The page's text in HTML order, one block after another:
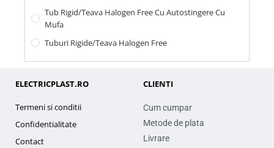
Tub Rigid/Teava Halogen Free Cu Autostingere Cu
Mufa
Tuburi Rigide/teava Halogen Free
ELECTRICPLAST.RO
Termeni si conditii
Confidentialitate
Contact
CLIENTI
Cum cumpar
Metode de plata
Livrare